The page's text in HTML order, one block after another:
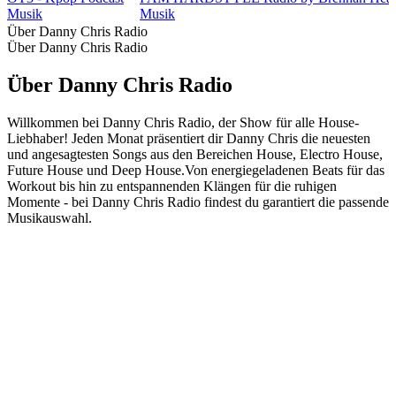
Musik
Musik
Über Danny Chris Radio
Über Danny Chris Radio
Über Danny Chris Radio
Willkommen bei Danny Chris Radio, der Show für alle House-
Liebhaber! Jeden Monat präsentiert dir Danny Chris die neuesten
und angesagtesten Songs aus den Bereichen House, Electro House,
Future House und Deep House.Von energiegeladenen Beats für das
Workout bis hin zu entspannenden Klängen für die ruhigen
Momente - bei Danny Chris Radio findest du garantiert die passende
Musikauswahl.